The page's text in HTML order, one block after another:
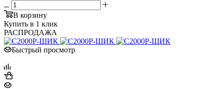
В корзину
Купить в 1 клик
РАСПРОДАЖА
Быстрый просмотр